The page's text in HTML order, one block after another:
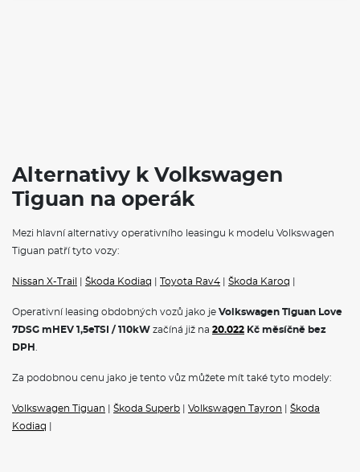
Klimatizace
Navigace
Tažné zařízení
Alternativy k Volkswagen
Tiguan na operák
Mezi hlavní alternativy operativního leasingu k modelu Volkswagen
Tiguan patří tyto vozy:
Nissan X-Trail Škoda Kodiaq Toyota Rav4 Škoda Karoq
Operativní leasing obdobných vozů jako je Volkswagen Tiguan Love
7DSG mHEV 1,5eTSI / 110kW začíná již na 20.022 Kč měsíčně bez
DPH
Za podobnou cenu jako je tento vůz můžete mít také tyto modely:
Volkswagen Tiguan Škoda Superb Volkswagen Tayron
Škoda
Kodiaq